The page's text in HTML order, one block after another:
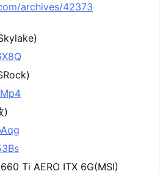
archives/42373
)
Ti AERO ITX 6G(MSI)